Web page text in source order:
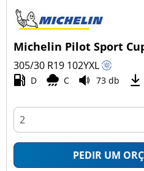
Michelin Pilot Sport
305/30 R19 102YXL
D C 73 db
PEDIR UM